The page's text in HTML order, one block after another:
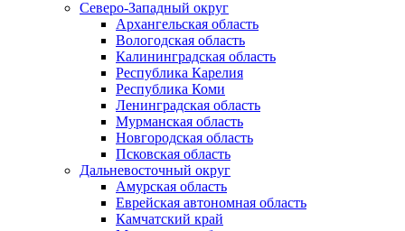
Северо-Западный округ
Архангельская область
Вологодская область
Калининградская область
Республика Карелия
Республика Коми
Ленинградская область
Мурманская область
Новгородская область
Псковская область
Дальневосточный округ
Амурская область
Еврейская автономная область
Камчатский край